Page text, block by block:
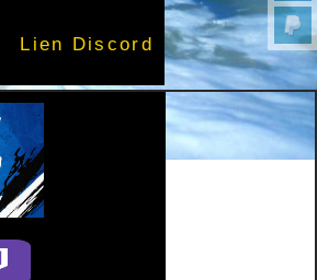
Lien Discord